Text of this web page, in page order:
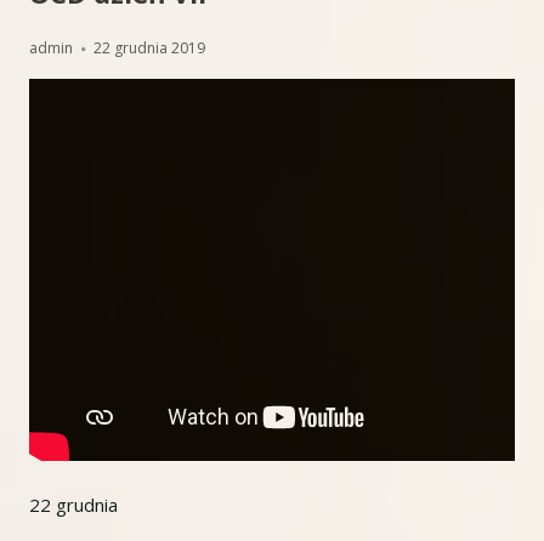
Autor
admin Opublikowano
22 grudnia 2019
22 grudnia